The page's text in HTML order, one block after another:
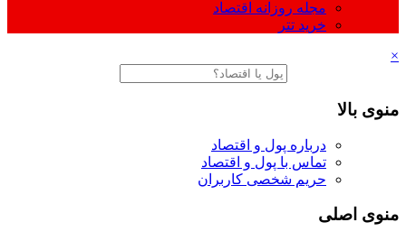
مجله روزانه اقتصاد
خرید تتر
×
منوی بالا
درباره پول و اقتصاد
تماس با پول و اقتصاد
حریم شخصی کاربران
منوی اصلی